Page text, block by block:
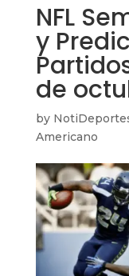
NFL
y
de
by
Americano